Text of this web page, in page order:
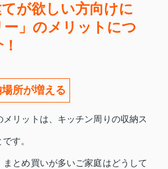
が欲しい方向けに
ー」のメリットにつ
所が増える
リットは、キッチン周りの収納ス
す。
とめ買いが多いご家庭はどうして